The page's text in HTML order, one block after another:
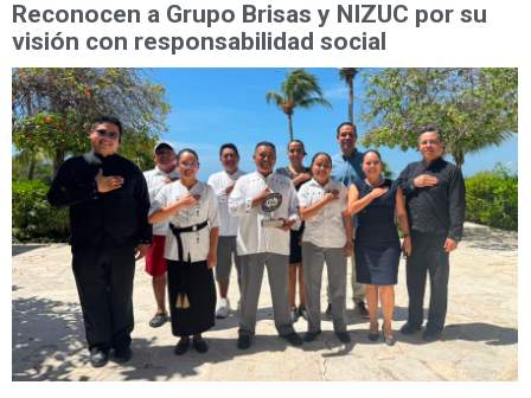
Reconocen a Grupo Brisas y NIZUC por su
visión con responsabilidad social